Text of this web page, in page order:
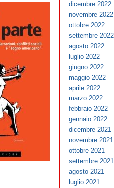
dicembre 2022
novembre 2022
ottobre 2022
settembre 2022
agosto 2022
luglio 2022
giugno 2022
maggio 2022
aprile 2022
marzo 2022
febbraio 2022
gennaio 2022
dicembre 2021
novembre 2021
ottobre 2021
settembre 2021
agosto 2021
luglio 2021